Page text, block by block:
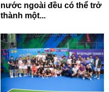
nước ngoài đều có thể trở
thành một...